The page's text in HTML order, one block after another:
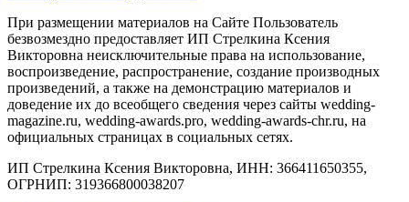
При размещении материалов на Сайте Пользователь
безвозмездно предоставляет ИП Стрелкина Ксения
Викторовна неисключительные права на использование,
воспроизведение, распространение, создание производных
произведений, а также на демонстрацию материалов и
доведение их до всеобщего сведения через сайты wedding-
magazine.ru, wedding-awards.pro, wedding-awards-chr.ru, на
официальных страницах в социальных сетях.
ИП Стрелкина Ксения Викторовна, ИНН: 366411650355,
ОГРНИП: 319366800038207